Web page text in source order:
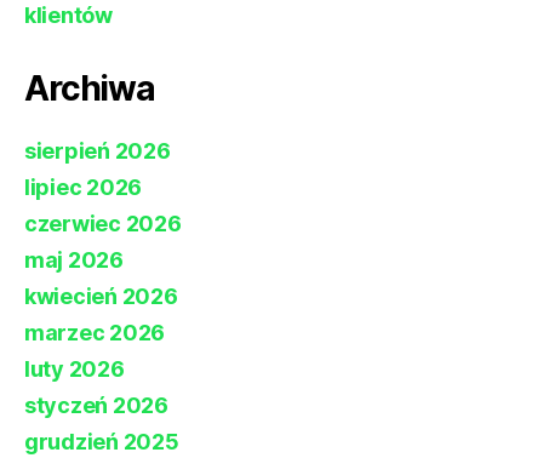
klientów
Archiwa
sierpień 2026
lipiec 2026
czerwiec 2026
maj 2026
kwiecień 2026
marzec 2026
luty 2026
styczeń 2026
grudzień 2025